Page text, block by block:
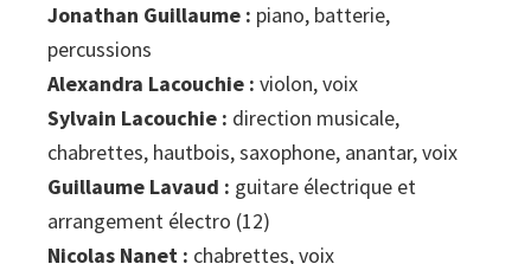
Jonathan Guillaume : piano, batterie,
percussions
Alexandra Lacouchie : violon, voix
Sylvain Lacouchie : direction musicale,
chabrettes, hautbois, saxophone, anantar, voix
Guillaume Lavaud : guitare électrique et
arrangement électro (12)
Nicolas Nanet : chabrettes, voix